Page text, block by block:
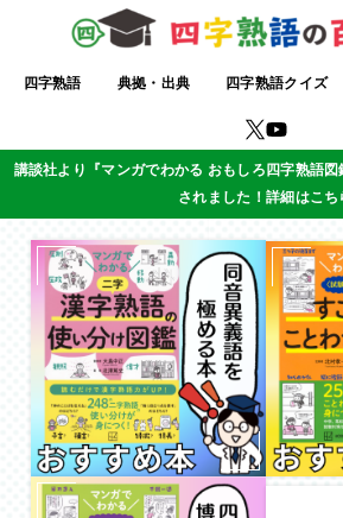
四字熟語 典拠・出典 四字熟語クイズ
講談社より『マンガでわかる おもしろ四字熟語
されました！詳細はこち